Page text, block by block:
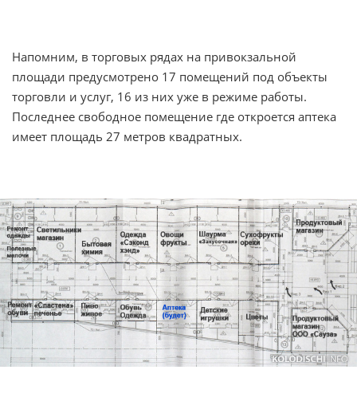
Напомним, в торговых рядах на привокзальной
площади предусмотрено 17 помещений под объекты
торговли и услуг, 16 из них уже в режиме работы.
Последнее свободное помещение где откроется аптека
имеет площадь 27 метров квадратных.